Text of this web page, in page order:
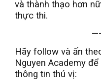
và thành thạo hơn
thực thi.
Hãy follow và ấn
Nguyen Academy
thông tin thú vị: